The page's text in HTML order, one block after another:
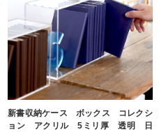
新書収納ケース ボックス コレクシ
ョン アクリル 5ミリ厚 透明 日